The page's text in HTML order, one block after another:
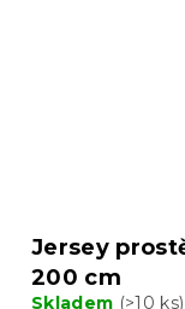
Jersey
200 cm
Skladem (>10 ks)